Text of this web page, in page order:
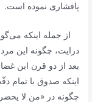
پافشارى نموده است.
از جمله اینكه
درایت، چگونه این
بعد از دو قرن ابن
اینكه صدوق با تمام
چگونه در «من لا